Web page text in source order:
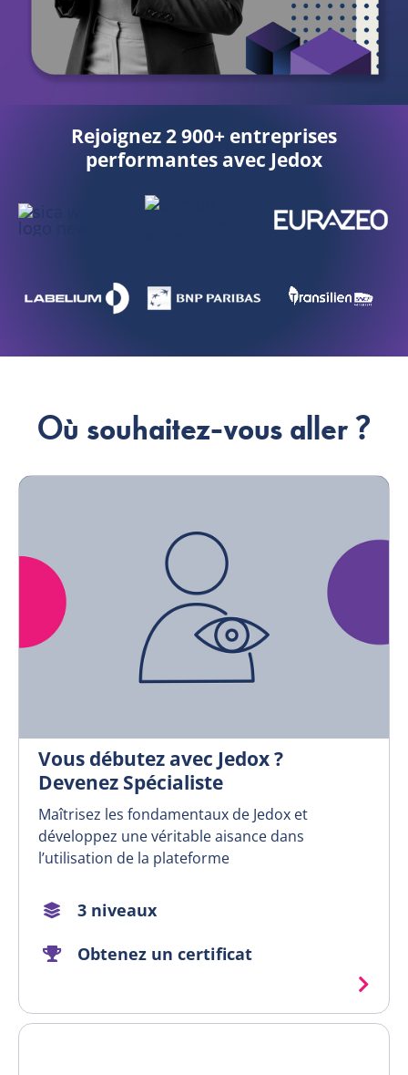
Rejoignez 2 900+ entreprises
performantes avec Jedox
Où souhaitez-vous aller ?
Vous débutez avec Jedox ?
Devenez Spécialiste
Maîtrisez les fondamentaux de Jedox et
développez une véritable aisance dans
l’utilisation de la plateforme
3 niveaux
Obtenez un certificat